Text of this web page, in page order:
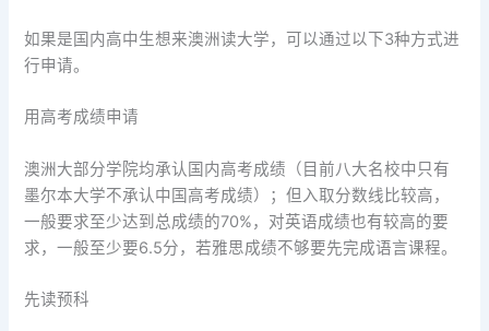
如果是国内高中生想来澳洲读大学，可以通过以下3种方式进
行申请。
用高考成绩申请
澳洲大部分学院均承认国内高考成绩（目前八大名校中只有
墨尔本大学不承认中国高考成绩）；但入取分数线比较高，
一般要求至少达到总成绩的70%，对英语成绩也有较高的要
求，一般至少要6.5分，若雅思成绩不够要先完成语言课程。
先读预科